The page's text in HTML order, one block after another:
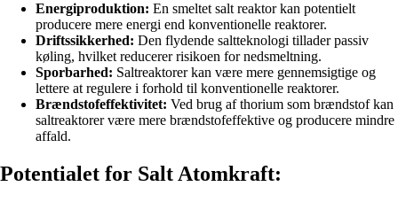
Energiproduktion: En smeltet salt reaktor kan potentielt
producere mere energi end konventionelle reaktorer.
Driftssikkerhed: Den flydende saltteknologi tillader passiv
køling, hvilket reducerer risikoen for nedsmeltning.
Sporbarhed: Saltreaktorer kan være mere gennemsigtige og
lettere at regulere i forhold til konventionelle reaktorer.
Brændstofeffektivitet: Ved brug af thorium som brændstof kan
saltreaktorer være mere brændstofeffektive og producere mindre
affald.
Potentialet for Salt Atomkraft: